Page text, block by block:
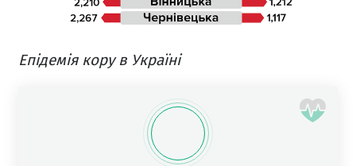
Епідемія кору в Україні